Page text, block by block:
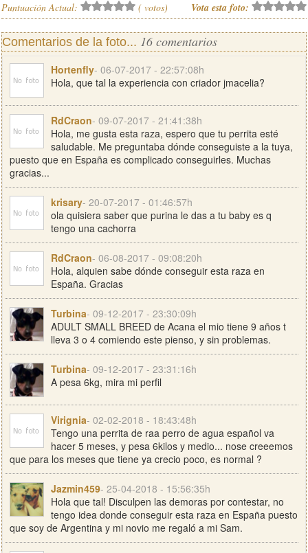
Puntuación Actual: ( votos) Vota esta foto:
Comentarios de la foto... 16 comentarios
Hortenfly- 06-07-2017 - 22:57:08h
Hola, que tal la experiencia con criador jmacelia?
RdCraon- 09-07-2017 - 21:41:38h
Hola, me gusta esta raza, espero que tu perrita esté
saludable. Me preguntaba dónde conseguiste a la tuya,
puesto que en España es complicado conseguirles. Muchas
gracias...
krisary- 20-07-2017 - 01:46:57h
ola quisiera saber que purina le das a tu baby es q
tengo una cachorra
RdCraon- 06-08-2017 - 09:08:20h
Hola, alquien sabe dónde conseguir esta raza en
España. Gracias
Turbina- 09-12-2017 - 23:30:09h
ADULT SMALL BREED de Acana el mio tiene 9 años t
lleva 3 o 4 comiendo este pienso, y sin problemas.
Turbina- 09-12-2017 - 23:31:16h
A pesa 6kg, mira mi perfil
Virignia- 02-02-2018 - 18:43:48h
Tengo una perrita de raa perro de agua español va
hacer 5 meses, y pesa 6kilos y medio... nose creeemos
que para los meses que tiene ya crecio poco, es normal ?
Jazmin459- 25-04-2018 - 15:56:35h
Hola que tal! Disculpen las demoras por contestar, no
tengo idea donde conseguir esta raza en España puesto
que soy de Argentina y mi novio me regaló a mi Sam.